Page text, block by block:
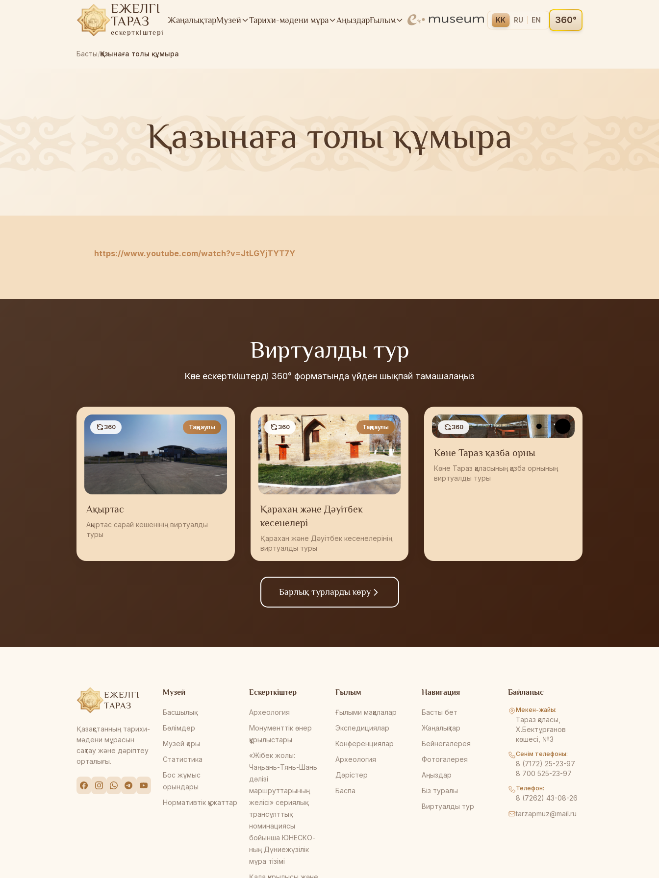
ЕЖЕЛГІ
ТАРАЗ
ескерткіштері
ЖаңалықтарМузей Тарихи-мәдени мұра АңыздарҒылым KK RU EN 360°
Басты/Қазынаға толы құмыра
Қазынаға толы құмыра
https://www.youtube.com/watch?v=JtLGYjTYT7Y
Виртуалды тур
Көне ескерткіштерді 360° форматында үйден шықпай тамашалаңыз
360 Таңдаулы
Ақыртас
Ақыртас сарай кешенінің виртуалды
туры
360 Таңдаулы
Қарахан және Дәуітбек
кесенелері
Қарахан және Дәуітбек кесенелерінің
виртуалды туры
360
Көне Тараз қазба орны
Көне Тараз қаласының қазба орнының
виртуалды туры
Барлық турларды көру
ЕЖЕЛГІ
ТАРАЗ
Қазақстанның тарихи-
мәдени мұрасын
сақтау және дәріптеу
орталығы.
Музей
Басшылық
Бөлімдер
Музей қоры
Статистика
Бос жұмыс
орындары
Нормативтік құжаттар
Ескерткіштер
Археология
Монументтік өнер
құрылыстары
«Жібек жолы:
Чаңьань-Тянь-Шань
дәлізі
маршруттарының
желісі» сериялық
трансұлттық
номинациясы
бойынша ЮНЕСКО-
ның Дүниежүзілік
мұра тізімі
Ғылым
Ғылыми мақалалар
Экспедициялар
Конференциялар
Археология
Дәрістер
Баспа
Навигация
Басты бет
Жаңалықтар
Бейнегалерея
Фотогалерея
Аңыздар
Біз туралы
Виртуалды тур
Байланыс
Мекен-жайы:
Тараз қаласы,
Х.Бектұрғанов
көшесі, №3
Сенім телефоны:
8 (7172) 25-23-97
8 700 525-23-97
Телефон:
8 (7262) 43-08-26
tarzapmuz@mail.ru